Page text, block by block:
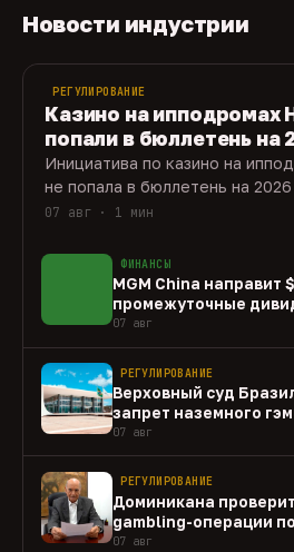
Новости индустрии
РЕГУЛИРОВАНИЕ
Казино на ипподромах
попали в бюллетень на
Инициатива по казино на
не попала в бюллетень на 2026
07 авг · 1 мин
ФИНАНСЫ
MGM China направит
промежуточные
07 авг
РЕГУЛИРОВАНИЕ
Верховный суд
запрет наземного
07 авг
РЕГУЛИРОВАНИЕ
Доминикана
gambling-операции
закона
07 авг